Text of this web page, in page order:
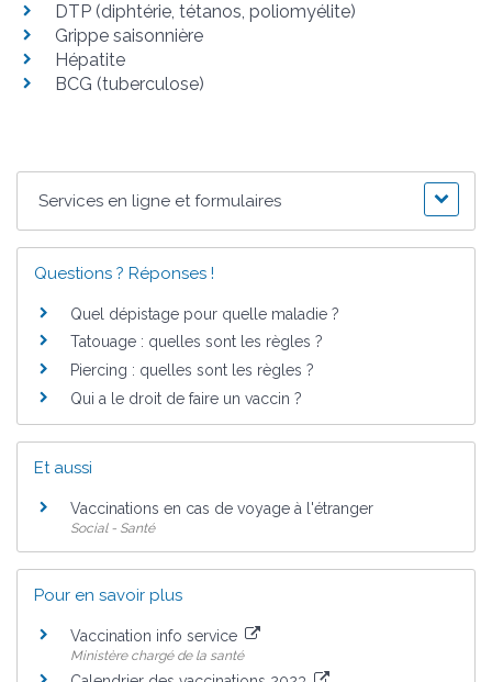
DTP (diphtérie, tétanos, poliomyélite)
Grippe saisonnière
Hépatite
BCG (tuberculose)
Services en ligne et formulaires
Questions ? Réponses !
Quel dépistage pour quelle maladie ?
Tatouage : quelles sont les règles ?
Piercing : quelles sont les règles ?
Qui a le droit de faire un vaccin ?
Et aussi
Vaccinations en cas de voyage à l'étranger
Social - Santé
Pour en savoir plus
Vaccination info service
Ministère chargé de la santé